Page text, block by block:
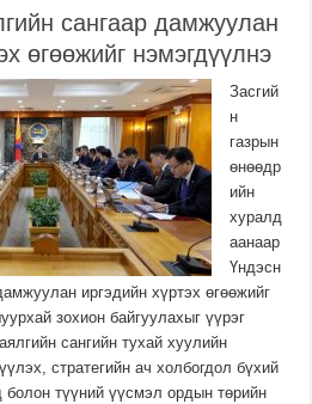
сангаар дамжуулан
өгөөжийг нэмэгдүүлнэ
Засгий
н
газрын
өнөөдр
ийн
хуралд
аанаар
Үндэсн
иргэдийн хүртэх өгөөжийг
зохион байгуулахыг үүрэг
сангийн тухай хуулийн
стратегийн ач холбогдол бүхий
түүний үүсмэл ордын төрийн